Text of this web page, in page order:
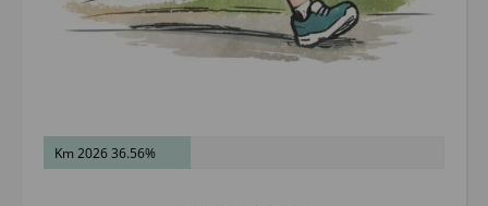
Km 2026 36.56%